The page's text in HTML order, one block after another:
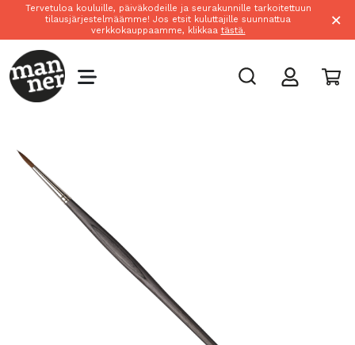
Tervetuloa kouluille, päiväkodeille ja seurakunnille tarkoitettuun
tilausjärjestelmäämme! Jos etsit kuluttajille suunnattua
verkkokauppaamme, klikkaa tästä. ×